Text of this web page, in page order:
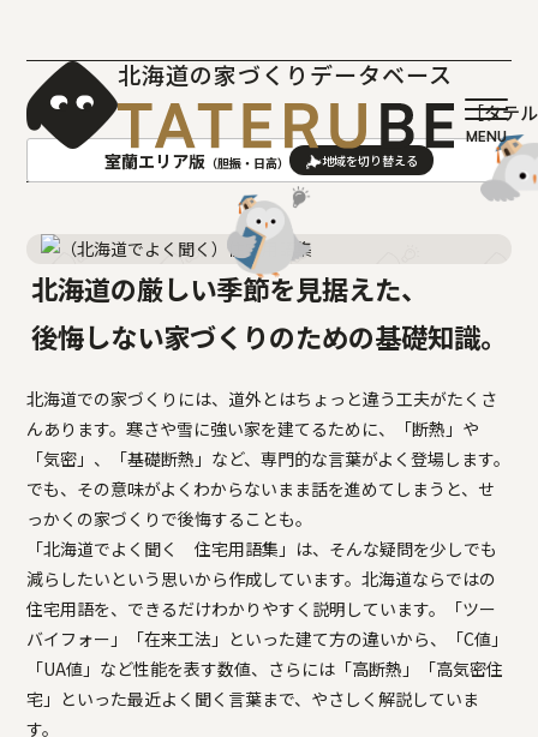
北海道の家づくりデータベース
［タテ
室蘭エリア版 （胆振・日高）
札幌(石狩･空知･後志)版
旭川(上川･留萌･宗谷)版
函館(渡島･檜山)版
帯広(十勝)版
北見(オホーツク)版
北海道の厳しい季節を見据えた、
後悔しない家づくりのための基礎知識。
北海道での家づくりには、道外とはちょっと違う工夫がたくさ
んあります。寒さや雪に強い家を建てるために、「断熱」や
「気密」、「基礎断熱」など、専門的な言葉がよく登場します。
でも、その意味がよくわからないまま話を進めてしまうと、せ
っかくの家づくりで後悔することも。
「北海道でよく聞く 住宅用語集」は、そんな疑問を少しでも
減らしたいという思いから作成しています。北海道ならではの
住宅用語を、できるだけわかりやすく説明しています。「ツー
バイフォー」「在来工法」といった建て方の違いから、「C値」
「UA値」など性能を表す数値、さらには「高断熱」「高気密住
宅」といった最近よく聞く言葉まで、やさしく解説していま
す。